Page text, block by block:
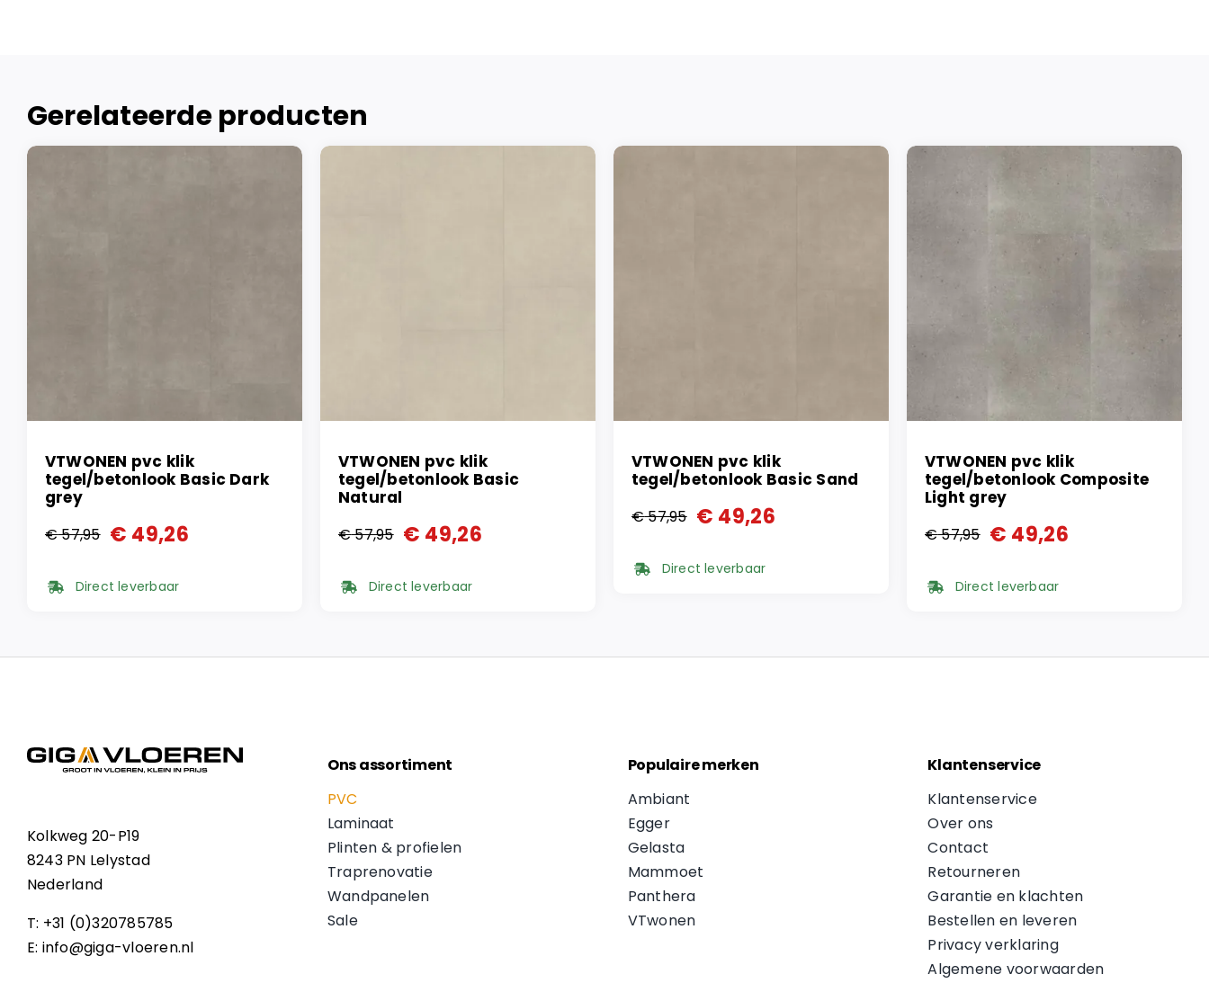
Gerelateerde producten
VTWONEN pvc klik
tegel/betonlook Basic Dark
grey
€57,95
Oorspronkelijke
prijs
€ 49,26
Huidige
prijsDirect leverbaar
VTWONEN pvc klik
tegel/betonlook Basic
Natural
€57,95
Oorspronkelijke
prijs
€ 49,26
Huidige
prijsDirect leverbaar
VTWONEN pvc klik
tegel/betonlook Basic Sand
€57,95
Oorspronkelijke
prijs
€ 49,26
Huidige
prijsDirect leverbaar
VTWONEN pvc klik
tegel/betonlook Composite
Light grey
€57,95
Oorspronkelijke
prijs
€ 49,26
Huidige
prijsDirect leverbaar
Kolkweg 20-P19
8243 PN Lelystad
Nederland
T: +31 (0)320785785
E: info@giga-vloeren.nl
Ons assortiment
PVC
Laminaat
Plinten & profielen
Traprenovatie
Wandpanelen
Sale
Populaire merken
Ambiant
Egger
Gelasta
Mammoet
Panthera
VTwonen
Klantenservice
Klantenservice
Over ons
Contact
Retourneren
Garantie en klachten
Bestellen en leveren
Privacy verklaring
Algemene voorwaarden